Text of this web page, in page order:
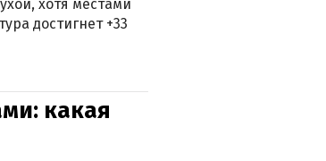
хотя местами
достигнет +33
какая